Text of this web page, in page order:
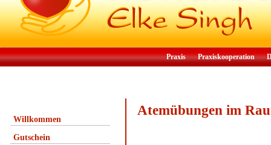
Praxis Praxiskooperation
Willkommen
Gutschein
Atemübungen im